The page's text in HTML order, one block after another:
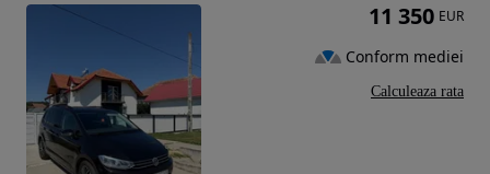
11 350 EUR
Conform mediei
Calculeaza rata